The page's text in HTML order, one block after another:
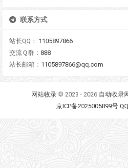
联系方式
站长QQ： 1105897866
交流Ｑ群： 888
站长邮箱： 1105897866@qq.com
网站收录 © 2023 - 2026 自动收录
京ICP备2025005899号